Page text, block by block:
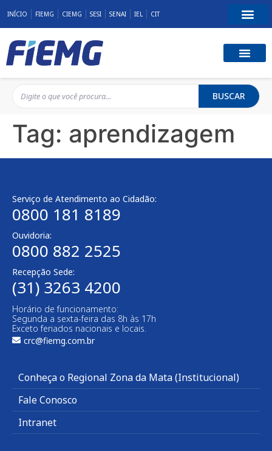
INÍCIO FIEMG CIEMG SESI SENAI IEL CIT
BUSCAR
Tag: aprendizagem
Serviço de Atendimento ao Cidadão:
0800 181 8189
Ouvidoria:
0800 882 2525
Recepção Sede:
(31) 3263 4200
Horário de funcionamento:
Segunda a sexta-feira das 8h às 17h
Exceto feriados nacionais e locais.
crc@fiemg.com.br
Conheça o Regional Zona da Mata (Institucional)
Fale Conosco
Intranet